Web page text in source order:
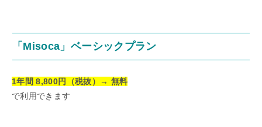
「Misoca」ベーシックプラン
1年間8,800円（税抜）→ 無料
で利用できます